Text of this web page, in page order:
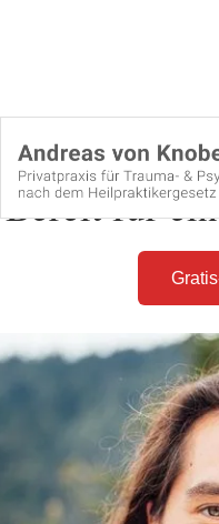
Psychotherapie bei
auf mehr
Bereit für